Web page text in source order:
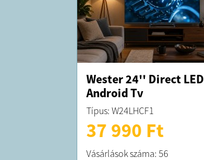
Wester 24'' Direct LED
Android Tv
Típus: W24LHCF1
37 990 Ft
Vásárlások száma: 56